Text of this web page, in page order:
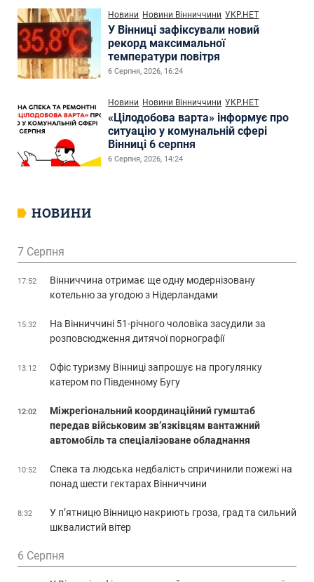
Новини Новини Вінниччини УКР.НЕТ
У Вінниці зафіксували новий
рекорд максимальної
температури повітря
6 Серпня, 2026, 16:24
Новини Новини Вінниччини УКР.НЕТ
«Цілодобова варта» інформує про
ситуацію у комунальній сфері
Вінниці 6 серпня
6 Серпня, 2026, 14:24
НОВИНИ
7 Серпня
17:52
Вінниччина отримає ще одну модернізовану
котельню за угодою з Нідерландами
15:32
На Вінниччині 51-річного чоловіка засудили за
розповсюдження дитячої порнографії
13:12
Офіс туризму Вінниці запрошує на прогулянку
катером по Південному Бугу
12:02
Міжрегіональний координаційний гумштаб
передав військовим зв’язківцям вантажний
автомобіль та спеціалізоване обладнання
10:52
Спека та людська недбалість спричинили пожежі на
понад шести гектарах Вінниччини
8:32
У п’ятницю Вінницю накриють гроза, град та сильний
шквалистий вітер
6 Серпня